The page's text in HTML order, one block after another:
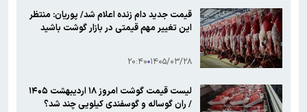
آمریکا و اسرائیل سامانه «پیکان» را آزمایش کردند
آغاز ثبت‌نام‌ آزمون کارشناسی ارشد علوم پزشکی از فردا
قیمت جدید دام زنده اعلام شد/ پوریان: منتظر
این تغییر مهم قیمتی در بازار گوشت باشید
۱۴۰۵/۰۳/۲۸ ۲۰:۴۰
لیست قیمت گوشت امروز ۱۸ اردیبهشت ۱۴۰۵
/ ران گوساله و گوسفندی کیلویی چند شد؟